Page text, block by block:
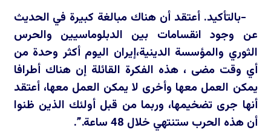
-بالتأكيد. أعتقد أن هناك مبالغة كبيرة في الحديث
عن وجود انقسامات بين الدبلوماسيين والحرس
الثوري والمؤسسة الدينية،إيران اليوم أكثر وحدة من
أي وقت مضى ، هذه الفكرة القائلة إن هناك أطرافا
يمكن العمل معها وأخرى لا يمكن العمل معها، أعتقد
أنها جرى تضخيمها، وربما من قبل أولئك الذين ظنوا
أن هذه الحرب ستنتهي خلال 48 ساعة.”.